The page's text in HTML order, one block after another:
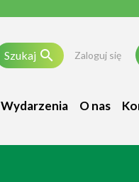
Szukaj  Zaloguj się
Wydarzenia O nas